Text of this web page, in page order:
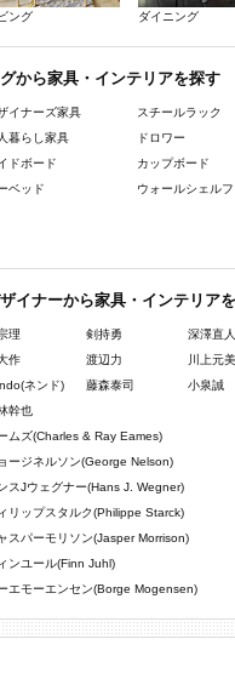
ング ダイニング
から家具・インテリアを探す
イナーズ家具
暮らし家具
ドボード
ベッド
スチールラック
ドロワー
カップボード
ウォールシェルフ
イナーから家具・インテリア
理 剣持勇
深澤直人
作
渡辺力
川上元美
ネンド)
藤森泰司
小泉誠
幹也
ムズ(Charles & Ray Eames)
ージネルソン(George Nelson)
スJウェグナー(Hans J. Wegner)
リップスタルク(Philippe Starck)
スパーモリソン(Jasper Morrison)
ンユール(Finn Juhl)
エモーエンセン(Borge Mogensen)